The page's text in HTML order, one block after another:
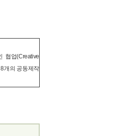
협업(Creative
개의 공동제작